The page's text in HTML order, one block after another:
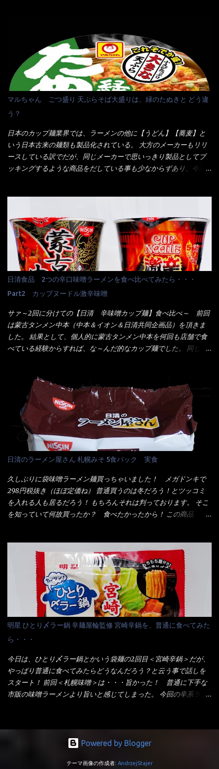
に行っても同じメニュー同じ味のファミレスには行きません。 最
近は、ステーキガストに試しに行ったぐらいです。（肉が喰いた
くて） しかし最近のファミレスは合理化が進み、店員さんもフロ
ア担当は2人程度しか居ないんだよねぇ～ それに注文はタッチパ
ネル！！ 凄いよなぁ～ 20年位前は、フロア担当だけでも5人は
居たと思うけど・・・ 判らず店員さんを呼ぶピンポンを・・・ク
ーポンなんだけどと伝えると、丁寧にタッチパネルで～と教えて
くれたが、何故かタッチパネルがクーポンを受け付けない！！ 店
員さんも、アレー？といいながら私が受け付けますので・・・と
消えていった。 タッチパネルのやつ、安いのは嫌うんだな！？こ
のヤロー！ 待つ事暫し・・・10分は越えたと思うけど・・・出て
来ました。 こちらが本日のサラメシ【ホーリーバジル香る、タイ
く行きましたねぇ～ だからタイ料理屋さんには、辛味剤・酢・ナ
いた）が料理に必ず付いてきたものです。 でも流石にファミレ
スでは・・・それは無いね！残念だ～ 今回はすかいらーくグルー
プで、タイ料理をどの様に再現して提供しているか？を見るだけ
だなぁ～ 因みにガパオ＝ホーリーバジルなのです。 肉は通常チ
キンが多く豚や牛もあります。 肉は挽肉みたいなミンチではな
く、粗挽きの肉になるんです。 それに現地バンコクでは、卵は固
焼きが本来です。 今回はほぼ全熟の目玉焼きで、これは日本風
オタイなのと比べれば薄め？ やっぱり調味料の【スパイスガール
ズ】が必要だナァ～ 笑 私は、ブリッキーヌの粉末をよく掛け辛
く...
マルちゃん ごつ盛り 天ぷらそば大盛りは、緑のたぬきと どう違
う？
日本のカップ麺業界では、ラーメンの他に【うどん】【蕎麦】と
いう日本古来の麺類も製品化されている。 大方のメーカーもリリ
ースしている訳でだが、同じメーカーで思いっきり製品としてブ
ッキングするような商品をだしている事も少なからずあり、今回
ている訳で何故に敢えて本商品をリリースするの？ 確かに販売価
格は、緑のたぬきの実売は108円位で、ごつ盛り天ぷらそばは98円
でした。 殆ど変わらないじゃないか！？ そこで何が違うか・・・
メーカーHPから情報を得てみた。 ■原材料 比較（相手に含まれ
て居ない物質を赤色） ☆緑のたぬき 油揚げめん(小麦粉(国内製
造)、そば粉、植物油脂、植物性たん白、食塩、とろろ芋、卵白)、
かやく(小えびてんぷら、 かまぼこ )、添付調味料(砂糖、食塩、し
ょうゆ、魚介エキス、たん白加水分解物、香辛料、ねぎ、香味油
脂)／加工でん粉、調味料(アミノ酸等)、炭酸カルシウム、カラメ
ル色素、リン酸塩(Na)、増粘多糖類、レシチン、酸化防止剤(ビタ
ミンE)、クチナシ色素、ベニコウジ色素、香料、ビタミンB2、ビ
タミンB1、香辛料抽出物、 カロチン色素 、(一部にえび・小麦・
油脂、植物性たん白、食塩、とろろ芋、卵白)、かやく(小えびてん
ぷら)、添付調味料(砂糖、食塩、しょうゆ、魚介エキス、たん白加
水分解物、ねぎ、香辛料、 植物油 、香味油脂)／加工でん粉、調味
料(アミノ酸等)、炭酸カルシウム、カラメル色素、リン酸塩
(Na)、増粘多糖類、レシチン、酸化防止剤(ビタミンE)、クチナシ
色素、香料、ベニコウジ色素、ビタミンB2、ビタミンB1、香辛料
抽出物、(一部にえび・小麦・そば・卵・ さば ・大豆・豚肉・やま
いも・ゼラチンを含む) 材料から見れば、緑のたぬきの方が蒲鉾が
入っている！ あの半円形のヤツね！ それとカロチン色素・・・
さば！？ さばって鯖か？？ サバ読んでないか？？ ■カロリー
比較 緑のたぬき ...
日清食品 2つの辛口味噌ラーメンを食べ比べてみたら・・・
Part2 カップヌードル激辛味噌
サァ～2回に分けての【日清 辛味噌カップ麺】食べ比べ～ 前回
は蒙古タンメン中本（中本＆イオン＆日清共同企画品）を頂きま
した。 結果として、個人的に蒙古タンメン中本を何回も店舗で食
べている経験からすれば、な～んだ的なカップ麺でした。 同じ日
いつきました。 見た目は、炎のシルエットが辛さを醸し出してい
る・・・ でもパッケージに惑わされてはいけない！！ 私はペ
ヤングの【獄激辛焼きそば】を完食した漢だ。 その後の獄激辛カ
レーもな！ 今回、カップヌードル激辛味噌はカップに敢えて辛
さレベルが記載されている。 それはレベル5！ 日清としては最上
位の辛さと云っている訳だ。 昨年モデルも食べてはいるけど、1年
も経つと記憶の彼方に・・・いや歳だから記憶力が、どうのこう
のではない。 記憶に残るだけのインパクトに欠けている商品と
云う事（当時） 開封すると・・・ 小袋なんてありゃしない！ カ
ップヌードルは基本蓋開けて、熱湯を注ぐだけで出来る！それが
デビュー時からの最大のポイント。 だから粉末スープの具も全
部カップの中でカオス状態。 これ特に縦型Bigカップだと、スー
りました～ 熱湯によりカップ内に対流が起こり、表層が泡立っ
ている～ 隣に用意したのが、ホワイトカップ丼型です。 こちら
へ内容物を全て移すのと同時に、スープも満遍なく全体に行き渡
させる。 箸で麺から移動させ、具とスープは最後に移すとこうな
りました。 良い感じではないか！ やはり一部粉末スープが縦型
カップの壁面に残っていたので、ぜーんぶ箸等で落としてホワイ
トカップへ。 まずは麺を見ると、カップヌードルとしては太く平
打ちで縮れてます。 ■蒙古タンメン中本の麺 蒙古タンメンの方
は、やはり太く平打ちですが麺の厚みがあるような・・・ 食感
は、どちらも柔らかいと感じは同じ。 湯に戻りやすい特性が強
いのね。 箸で持ち上げた状態は・・・ ■カップヌードル激辛味噌 ■
蒙古タンメン中本カップ どちらも箸で持ち上げた感じは、重
い！ そう湯を吸って伸びたような麺と云っていいかもしれな
い。 多分麺は、厚みとストレートか...
日清のラーメン屋さん 札幌みそ 5食パック 実食
久しぶりに袋味噌ラーメン麺買っちゃいました！ メガドンキで
298円税抜き（ほぼ定価ね） 普通買うのは冬だろう！とツッコミ
を入れる人も居るだろう！ もちろんそれは判っております。 そこ
を知っていて何故買ったか？ 食べたかったから！ この商品
てみないといけないじゃん！（知るのが遅い） リニューアル前の
は食べた事あるのよ！でもここ数年は、カップ麺の方が話題性も
品揃えも上じゃん！ だって話題性の無いのを食べても・・・しょ
うが無いじゃん！ 日本で話題性が無いのに、外国の人には尚更ね
ぇ～ 袋麺と云えば【サッポロ一番】と云われる程だが、10年位前
に革新的な袋麺が出た！ それは『マルちゃん正麺』と云われる商
品！！ 生麺感覚～と大御所俳優の役所広司を起用したCMで一躍
有名になりTOPに・・・その後ライバルとして日清から【ラ王】
がリリース！つまり今回の【日清のラーメン屋さん】は、袋麺と
しては廉価版のポジション・・・ 事実ラ王は、HPでは別扱い！
本品なんか出前一丁などと一緒くたの扱い。 袋麺はスープは粉末
スープが主流でしょう！？だから味は・・・イマイチ（小生感
覚）と云うのが評価です。 正直現在のインスタント麺では、最先
ヨ～ でも熊が＼買ってね！／と泣いているから・・・買いまし
た。 それじゃ～食べましょうか！ トッピングは生憎とモヤシの
在庫が無いため・・・キャベツだ！鍋に湯を沸かしキャベツをボ
明星 ひとり〆ラー鍋 辛麺屋輪監修 宮崎辛鍋を、普通に食べてみた
ら・・・
今日は、ひとり〆ラー鍋とかいう袋麺の2回目＜宮崎辛鍋＞だが、
やっぱり普通に食べてみたらどうなんだろう？と云う事で話しを
スタート！ 前回＜札幌味噌＞は・・・旨かった！ 普通に下手な
市販の味噌ラーメンより旨いと感じてしまった。 今回の辛系ラー
おひとり用鍋の素です。辛麺屋輪をイメージした唐辛子の辛みと
旨みが染み出たスープに鍋によく合う麺が付いて〆まで楽しめま
が溶け出たスープと、麺にからむ粗い唐辛子がくせになる味わ
Powered by Blogger
テーマ画像の作成者: AndrzejStajer